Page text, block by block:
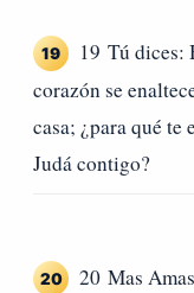
19
19 Tú dices:
corazón se
casa; ¿para qué te
Judá contigo?
20
20 Mas